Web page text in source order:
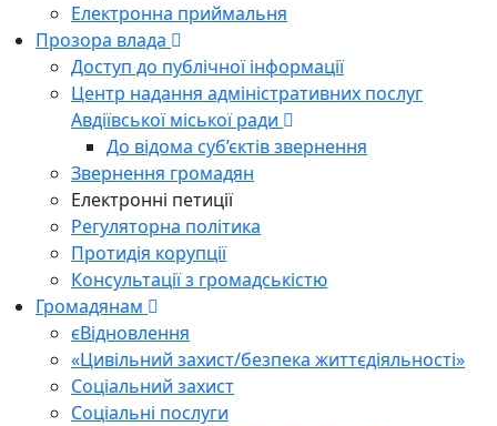
Електронна приймальня
Прозора влада
Доступ до публічної інформації
Центр надання адміністративних послуг
Авдіївської міської ради
До відома суб’єктів звернення
Звернення громадян
Електронні петиції
Регуляторна політика
Протидія корупції
Консультації з громадськістю
Громадянам
єВідновлення
«Цивільний захист/безпека життєдіяльності»
Соціальний захист
Соціальні послуги